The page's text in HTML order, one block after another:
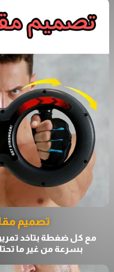
تصميم
مع كل ضغطة بتاخد
بسرعة من غير ما